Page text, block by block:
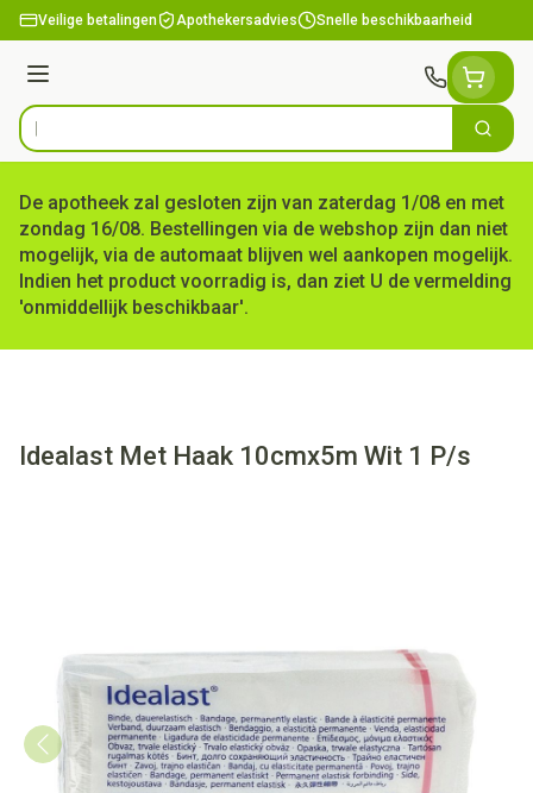
Ga naar de inhoud
Veilige betalingen Apothekersadvies Snelle beschikbaarheid
Menu
Product, merk, categorie... Zoek
De apotheek zal gesloten zijn van zaterdag 1/08 en met
zondag 16/08. Bestellingen via de webshop zijn dan niet
mogelijk, via de automaat blijven wel aankopen mogelijk.
Indien het product voorradig is, dan ziet U de vermelding
'onmiddellijk beschikbaar'.
Idealast Met Haak 10cmx5m Wit 1 P/s